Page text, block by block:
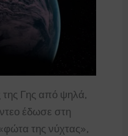
της Γης από ψηλά,
έδωσε στη
της νύχτας»,